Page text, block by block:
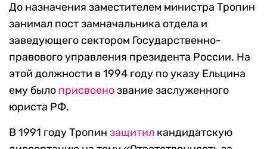
До назначения заместителем министра Тропин
занимал пост замначальника отдела и
заведующего сектором Государственно-
правового управления президента России. На
этой должности в 1994 году по указу Ельцина
ему было присвоенозвание заслуженного
юриста РФ.
В 1991 году Тропин защитил кандидатскую